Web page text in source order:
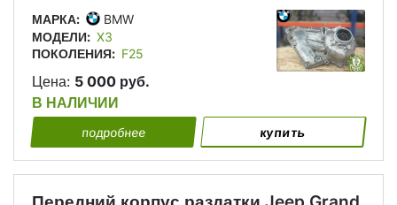
МАРКА:
BMW
МОДЕЛИ: X3
ПОКОЛЕНИЯ: F25
Цена: 5 000 руб.
В НАЛИЧИИ
подробнее купить